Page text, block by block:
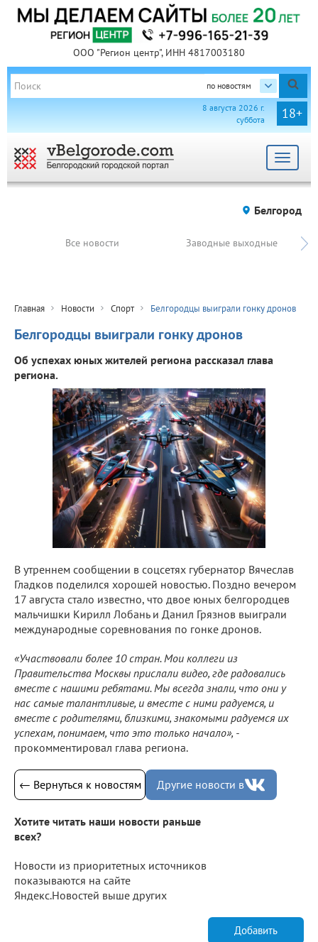
ООО "Регион центр", ИНН 4817003180
по новостям
18+
8 августа 2026 г.
суббота
Toggle
Белгород
Все новости Заводные выходные
Главная Новости Спорт Белгородцы выиграли гонку дронов
Белгородцы выиграли гонку дронов
Об успехах юных жителей региона рассказал глава
региона.
В утреннем сообщении в соцсетях губернатор Вячеслав
Гладков поделился хорошей новостью. Поздно вечером
17 августа стало известно, что двое юных белгородцев
мальчишки Кирилл Лобань и Данил Грязнов выиграли
международные соревнования по гонке дронов.
«Участвовали более 10 стран. Мои коллеги из
Правительства Москвы прислали видео, где радовались
вместе с нашими ребятами. Мы всегда знали, что они у
нас самые талантливые, и вместе с ними радуемся, и
вместе с родителями, близкими, знакомыми радуемся их
успехам, понимаем, что это только начало», -
прокомментировал глава региона.
← Вернуться к новостям Другие новости в
Хотите читать наши новости раньше
всех?
Новости из приоритетных источников
показываются на сайте
Яндекс.Новостей выше других
Добавить